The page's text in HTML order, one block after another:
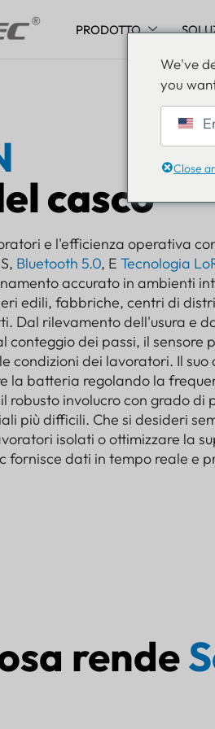
PRODOTTO
casco
e l'efficienza operativa
Bluetooth 5.0, E Tecnologia
accurato in ambienti
edili, fabbriche, centri di
Dal rilevamento dell'usura e
conteggio dei passi, il sensore
condizioni dei lavoratori. Il suo
la batteria regolando la
robusto involucro con grado di
più difficili. Che si desideri
isolati o ottimizzare la
fornisce dati in tempo reale e
rende
We've
you
Close